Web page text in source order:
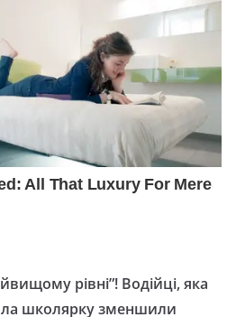
рівні”! Водійці, яка
школярку зменшили